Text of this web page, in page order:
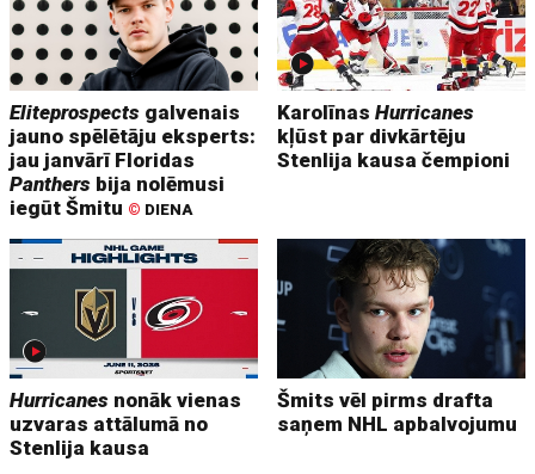
Eliteprospects galvenais
jauno spēlētāju eksperts:
jau janvārī Floridas
Panthers bija nolēmusi
iegūt Šmitu © DIENA
KarolīnasHurricanes
kļūst par divkārtēju
Stenlija kausa čempioni
Hurricanes nonāk vienas
uzvaras attālumā no
Stenlija kausa
Šmits vēl pirms drafta
saņem NHL apbalvojumu